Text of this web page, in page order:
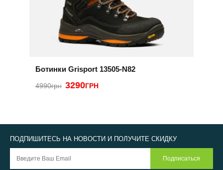
Ботинки Grisport 13505-N82
4990грн 3290ГРН
ПОДПИШИТЕСЬ НА НОВОСТИ И ПОЛУЧИТЕ СКИДКУ